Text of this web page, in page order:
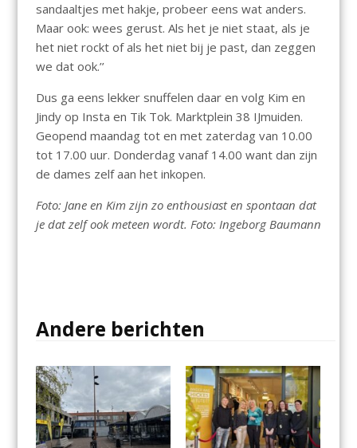
sandaaltjes met hakje, probeer eens wat anders.
Maar ook: wees gerust. Als het je niet staat, als je
het niet rockt of als het niet bij je past, dan zeggen
we dat ook.’’
Dus ga eens lekker snuffelen daar en volg Kim en
Jindy op Insta en Tik Tok. Marktplein 38 IJmuiden.
Geopend maandag tot en met zaterdag van 10.00
tot 17.00 uur. Donderdag vanaf 14.00 want dan zijn
de dames zelf aan het inkopen.
Foto: Jane en Kim zijn zo enthousiast en spontaan dat
je dat zelf ook meteen wordt. Foto: Ingeborg Baumann
Andere berichten